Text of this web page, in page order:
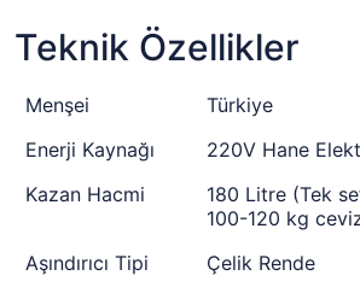
Teknik Özellikler
Menşei
Türkiye
Enerji Kaynağı
220V Hane
Kazan Hacmi
180 Litre (Tek
100-120 kg
Aşındırıcı Tipi
Çelik Rende